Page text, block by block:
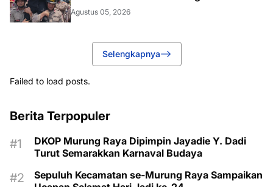
Agustus 05, 2026
Selengkapnya
Failed to load posts.
Berita Terpopuler
DKOP Murung Raya Dipimpin Jayadie Y. Dadi
Turut Semarakkan Karnaval Budaya
Sepuluh Kecamatan se-Murung Raya Sampaikan